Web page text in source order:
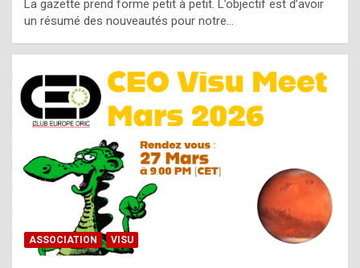
n
u
i
n
e
R
o
La gazette prend forme petit à petit. L’objectif est d’avoir
un résumé des nouveautés pour notre…
ASSOCIATION VISU